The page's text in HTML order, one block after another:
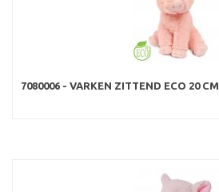
7080006 - VARKEN ZITTEND ECO 20 CM